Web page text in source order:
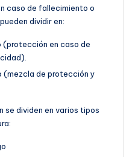
caso de fallecimiento o
dividir en:
(protección en caso de
(mezcla de protección y
se dividen en varios tipos